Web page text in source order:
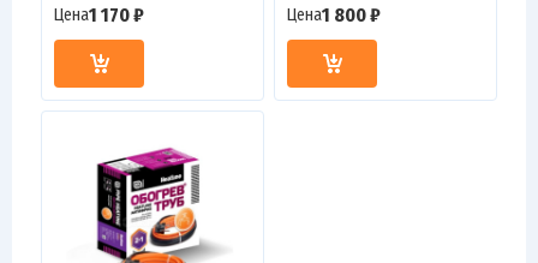
Цена1 170 ₽
Цена1 800 ₽